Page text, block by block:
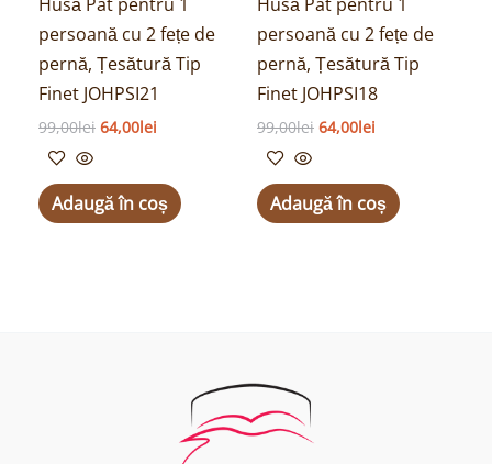
persoană cu 2 fețe de
pernă, Țesătură Tip
Finet JOHPSI21
99,00lei 64,00lei
Adaugă în coș
persoană cu 2 fețe de
pernă, Țesătură Tip
Finet JOHPSI18
99,00lei 64,00lei
Adaugă în coș